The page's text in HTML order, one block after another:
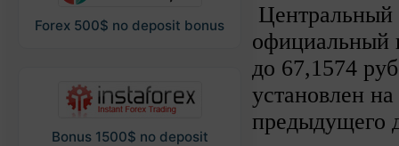
Forex 500$ no deposit bonus
Bonus 1500$ no deposit
Центральный
официальный
до 67,1574
установлен
предыдущего